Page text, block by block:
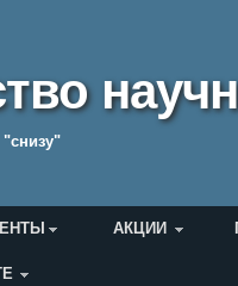
менюАКЦИИ